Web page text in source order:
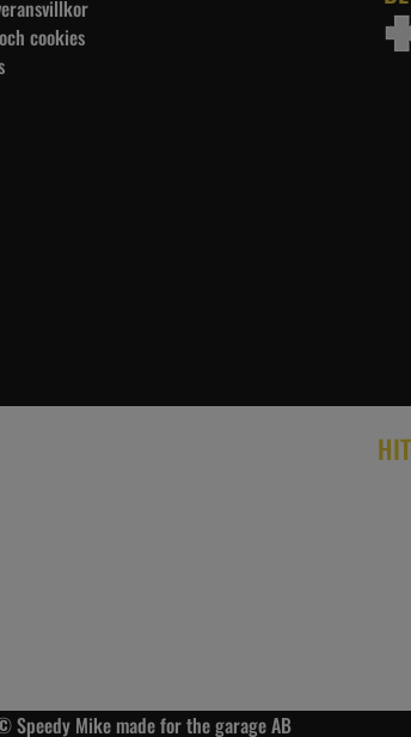
cookies
Speedy Mike made for the garage AB